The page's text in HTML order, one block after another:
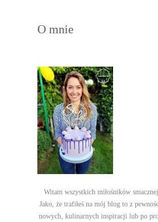
O mnie
Witam wszystkich miłośników
Jako, że trafiłeś na mój blog to z
nowych, kulinarnych inspiracji lub po